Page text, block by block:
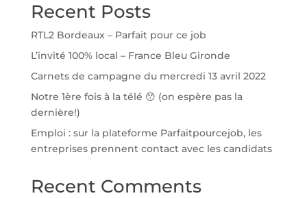
Recent Posts
RTL2 Bordeaux – Parfait pour ce job
L’invité 100% local – France Bleu Gironde
Carnets de campagne du mercredi 13 avril 2022
Notre 1ère fois à la télé 😯 (on espère pas la
dernière!)
Emploi : sur la plateforme Parfaitpourcejob, les
entreprises prennent contact avec les candidats
Recent Comments